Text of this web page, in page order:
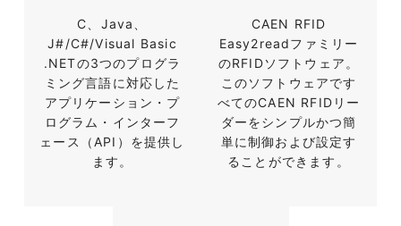
C、Java、
J#/C#/Visual Basic
.NETの3つのプログラ
ミング言語に対応した
アプリケーション・プ
ログラム・インターフ
ェース（API）を提供し
ます。
CAEN RFID
Easy2readファミリー
のRFIDソフトウェア。
このソフトウェアです
べてのCAEN RFIDリー
ダーをシンプルかつ簡
単に制御および設定す
ることができます。